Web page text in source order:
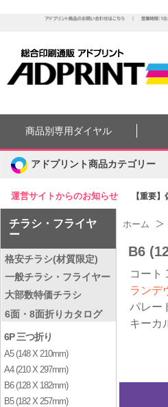
運営サイトからのお知らせ 【重要
商品別専用ダイヤル
アドプリント商品カテゴリー
チラシ・フライヤ
ー
格安チラシ(材質限定)
一般チラシ・フライヤー
大部数特価チラシ
6面・8面折りカタログ
6P 三つ折り
A5 (148 X 210mm)
A4 (210 X 297mm)
B6 (128 X 182mm)
B5 (182 X 257mm)
ホーム
B6
コート
ランデ
パレー
キーカ